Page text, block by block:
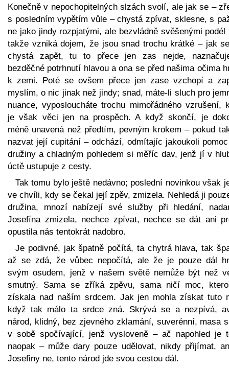
Konečně v nepochopitelných slzách svolí, ale jak se –
s posledním vypětím vůle – chystá zpívat, sklesne, s
ne jako jindy rozpjatými, ale bezvládně svěšenými podél
takže vzniká dojem, že jsou snad trochu krátké – jak
chystá zapět, tu to přece jen zas nejde,
bezděčné potrhnutí hlavou a ona se před našima očima
k zemi. Poté se ovšem přece jen zase vzchopí a
myslím, o nic jinak než jindy; snad, máte-li sluch pro
nuance, vyposloucháte trochu mimořádného vzrušení,
je však věci jen na prospěch. A když skončí, je
méně unavená než předtím, pevným krokem – pokud
nazvat její cupitání – odchází, odmítajíc jakoukoli
družiny a chladným pohledem si měříc dav, jenž jí v
úctě ustupuje z cesty.
Tak tomu bylo ještě nedávno; poslední novinkou však
ve chvíli, kdy se čekal její zpěv, zmizela. Nehledá ji
družina, mnozí nabízejí své služby při hledání,
Josefína zmizela, nechce zpívat, nechce se dát ani
opustila nás tentokrát nadobro.
Je podivné, jak špatně počítá, ta chytrá hlava, tak
až se zdá, že vůbec nepočítá, ale že je pouze dál
svým osudem, jenž v našem světě nemůže být než
smutný. Sama se zříká zpěvu, sama ničí moc,
získala nad naším srdcem. Jak jen mohla získat tuto
když tak málo ta srdce zná. Skrývá se a nezpívá,
národ, klidný, bez zjevného zklamání, suverénní, masa
v sobě spočívající, jenž vysloveně – ač napohled je
naopak – může dary pouze udělovat, nikdy přijímat,
Josefiny ne, tento národ jde svou cestou dál.